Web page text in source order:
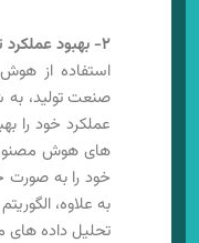
۲- بهبود عملکرد تولید:
استفاده از
صنعت تولید، به
عملکرد خود را
های هوش
خود را به صورت
به علاوه،
تحلیل داده های